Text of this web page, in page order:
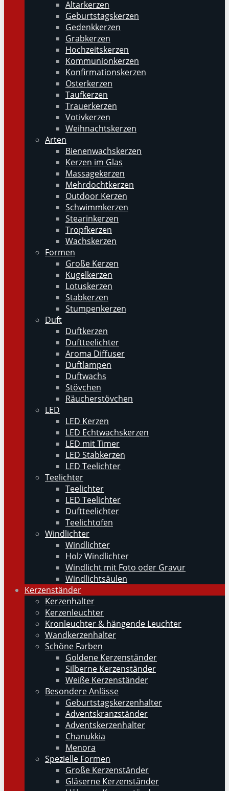
Altarkerzen
Geburtstagskerzen
Gedenkkerzen
Grabkerzen
Hochzeitskerzen
Kommunionkerzen
Konfirmationskerzen
Osterkerzen
Taufkerzen
Trauerkerzen
Votivkerzen
Weihnachtskerzen
Arten
Bienenwachskerzen
Kerzen im Glas
Massagekerzen
Mehrdochtkerzen
Outdoor Kerzen
Schwimmkerzen
Stearinkerzen
Tropfkerzen
Wachskerzen
Formen
Große Kerzen
Kugelkerzen
Lotuskerzen
Stabkerzen
Stumpenkerzen
Duft
Duftkerzen
Duftteelichter
Aroma Diffuser
Duftlampen
Duftwachs
Stövchen
Räucherstövchen
LED
LED Kerzen
LED Echtwachskerzen
LED mit Timer
LED Stabkerzen
LED Teelichter
Teelichter
Teelichter
LED Teelichter
Duftteelichter
Teelichtofen
Windlichter
Windlichter
Holz Windlichter
Windlicht mit Foto oder Gravur
Windlichtsäulen
Kerzenständer
Kerzenhalter
Kerzenleuchter
Kronleuchter & hängende Leuchter
Wandkerzenhalter
Schöne Farben
Goldene Kerzenständer
Silberne Kerzenständer
Weiße Kerzenständer
Besondere Anlässe
Geburtstagskerzenhalter
Adventskranzständer
Adventskerzenhalter
Chanukkia
Menora
Spezielle Formen
Große Kerzenständer
Gläserne Kerzenständer